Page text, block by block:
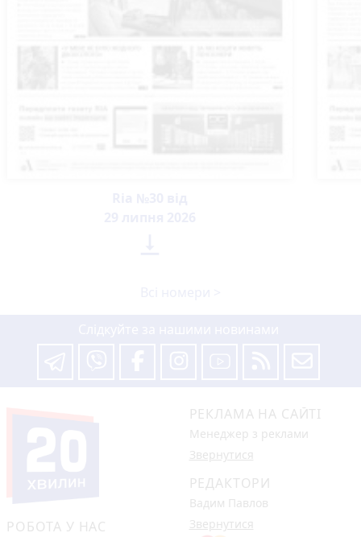
РОБОТА У НАС
РЕКЛАМА НА САЙТІ
Менеджер з реклами
Звернутися
РЕДАКТОРИ
Вадим Павлов
Звернутися